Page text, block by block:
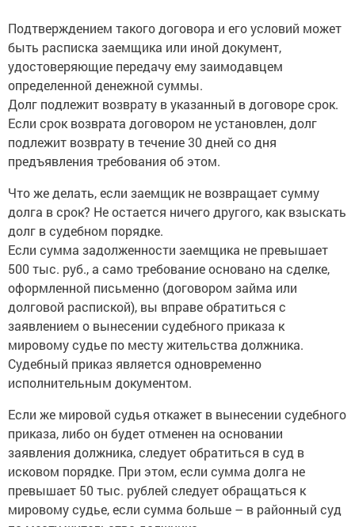
быть расписка заемщика или иной документ,
удостоверяющие передачу ему заимодавцем
определенной денежной суммы.
Долг подлежит возврату в указанный в договоре срок.
Если срок возврата договором не установлен, долг
подлежит возврату в течение 30 дней со дня
предъявления требования об этом.
долга в срок? Не остается ничего другого, как взыскать
долг в судебном порядке.
Если сумма задолженности заемщика не превышает
500 тыс. руб., а само требование основано на сделке,
оформленной письменно (договором займа или
долговой распиской), вы вправе обратиться с
заявлением о вынесении судебного приказа к
мировому судье по месту жительства должника.
Судебный приказ является одновременно
исполнительным документом.
приказа, либо он будет отменен на основании
заявления должника, следует обратиться в суд в
исковом порядке. При этом, если сумма долга не
превышает 50 тыс. рублей следует обращаться к
мировому судье, если сумма больше – в районный суд
по месту жительства должника.